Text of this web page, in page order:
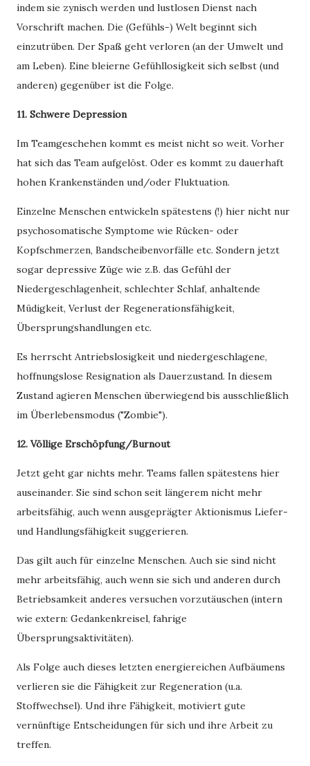
indem sie zynisch werden und lustlosen Dienst nach
Vorschrift machen. Die (Gefühls-) Welt beginnt sich
einzutrüben. Der Spaß geht verloren (an der Umwelt und
am Leben). Eine bleierne Gefühllosigkeit sich selbst (und
anderen) gegenüber ist die Folge.
11. Schwere Depression
Im Teamgeschehen kommt es meist nicht so weit. Vorher
hat sich das Team aufgelöst. Oder es kommt zu dauerhaft
hohen Krankenständen und/oder Fluktuation.
Einzelne Menschen entwickeln spätestens (!) hier nicht nur
psychosomatische Symptome wie Rücken- oder
Kopfschmerzen, Bandscheibenvorfälle etc. Sondern jetzt
sogar depressive Züge wie z.B. das Gefühl der
Niedergeschlagenheit, schlechter Schlaf, anhaltende
Müdigkeit, Verlust der Regenerationsfähigkeit,
Übersprungshandlungen etc.
Es herrscht Antriebslosigkeit und niedergeschlagene,
hoffnungslose Resignation als Dauerzustand. In diesem
Zustand agieren Menschen überwiegend bis ausschließlich
im Überlebensmodus ("Zombie").
12. Völlige Erschöpfung/Burnout
Jetzt geht gar nichts mehr. Teams fallen spätestens hier
auseinander. Sie sind schon seit längerem nicht mehr
arbeitsfähig, auch wenn ausgeprägter Aktionismus Liefer-
und Handlungsfähigkeit suggerieren.
Das gilt auch für einzelne Menschen. Auch sie sind nicht
mehr arbeitsfähig, auch wenn sie sich und anderen durch
Betriebsamkeit anderes versuchen vorzutäuschen (intern
wie extern: Gedankenkreisel, fahrige
Übersprungsaktivitäten).
Als Folge auch dieses letzten energiereichen Aufbäumens
verlieren sie die Fähigkeit zur Regeneration (u.a.
Stoffwechsel). Und ihre Fähigkeit, motiviert gute
vernünftige Entscheidungen für sich und ihre Arbeit zu
treffen.